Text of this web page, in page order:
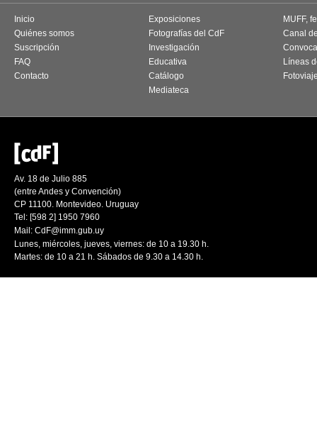
Inicio
Quiénes somos
Suscripción
FAQ
Contacto
Exposiciones
Fotografías del CdF
Investigación
Educativa
Catálogo
Mediateca
MUFF,
Canal
Líneas
Av. 18 de Julio 885
(entre Andes y Convención)
CP 11100. Montevideo. Uruguay
Tel: [598 2] 1950 7960
Mail: CdF@imm.gub.uy
Lunes, miércoles, jueves, viernes: de 10 a 19.30 h.
Martes: de 10 a 21 h. Sábados de 9.30 a 14.30 h.